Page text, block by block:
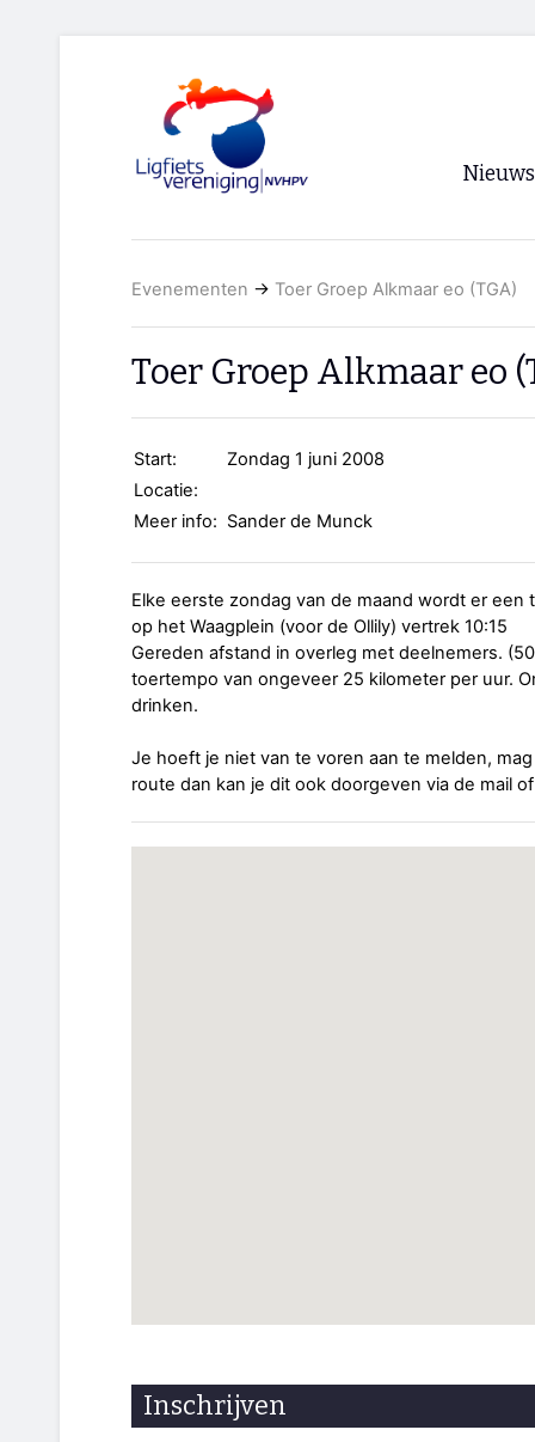
Nieuws
Evenementen → Toer Groep Alkmaar eo (TGA)
Toer Groep Alkmaar eo
Start:
Zondag 1 juni 2008
Locatie:
Meer info: Sander de Munck
Elke eerste zondag van de maand wordt er
op het Waagplein (voor de Ollily) vertrek 10:15
Gereden afstand in overleg met deelnemers.
toertempo van ongeveer 25 kilometer per uur.
drinken.
Je hoeft je niet van te voren aan te melden,
route dan kan je dit ook doorgeven via de mail
Inschrijven